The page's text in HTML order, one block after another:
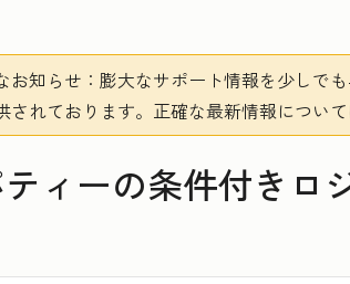
お知らせ ：膨大なサポート情報を少しで
れております。 正確な最新情報につい
ィーの条件付きロ